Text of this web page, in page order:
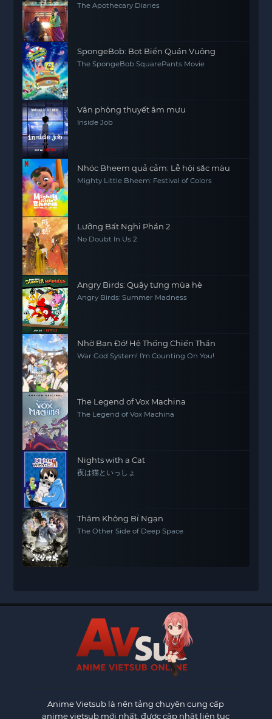
The Apothecary Diaries
SpongeBob: Bọt Biển Quần Vuông
The SpongeBob SquarePants Movie
Văn phòng thuyết âm mưu
Inside Job
Nhóc Bheem quả cảm: Lễ hội sắc màu
Mighty Little Bheem: Festival of Colors
Lưỡng Bất Nghi Phần 2
No Doubt In Us 2
Angry Birds: Quậy tưng mùa hè
Angry Birds: Summer Madness
Nhờ Bạn Đó! Hệ Thống Chiến Thần
War God System! I’m Counting On You!
The Legend of Vox Machina
The Legend of Vox Machina
Nights with a Cat
夜は猫といっしょ
Thâm Không Bỉ Ngạn
The Other Side of Deep Space
Anime Vietsub là nền tảng chuyên cung cấp
anime vietsub mới nhất, được cập nhật liên tục